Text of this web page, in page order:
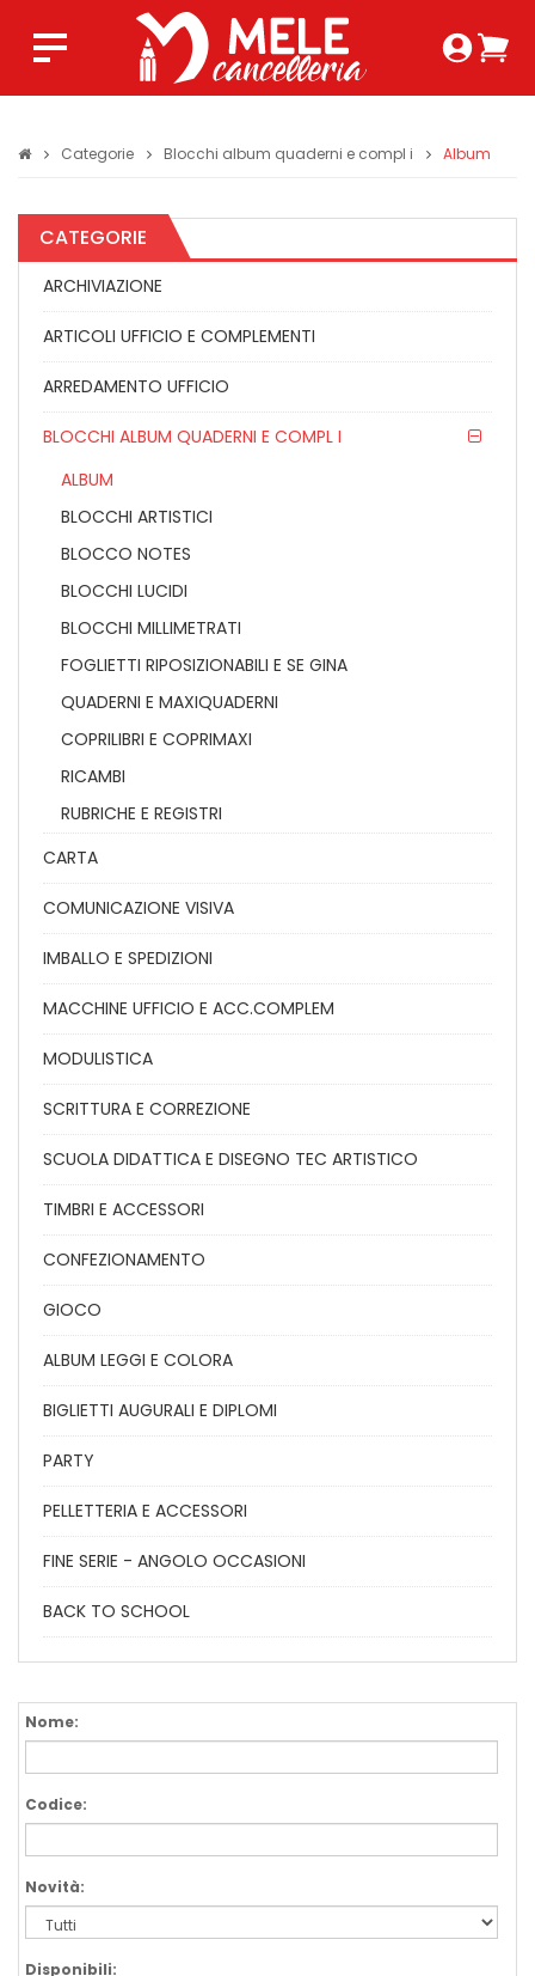
Login
Categorie Blocchi album quaderni e compl i Album
CATEGORIE
ARCHIVIAZIONE
ARTICOLI UFFICIO E COMPLEMENTI
ARREDAMENTO UFFICIO
BLOCCHI ALBUM QUADERNI E COMPL I
ALBUM
BLOCCHI ARTISTICI
BLOCCO NOTES
BLOCCHI LUCIDI
BLOCCHI MILLIMETRATI
FOGLIETTI RIPOSIZIONABILI E SE GINA
QUADERNI E MAXIQUADERNI
COPRILIBRI E COPRIMAXI
RICAMBI
RUBRICHE E REGISTRI
CARTA
COMUNICAZIONE VISIVA
IMBALLO E SPEDIZIONI
MACCHINE UFFICIO E ACC.COMPLEM
MODULISTICA
SCRITTURA E CORREZIONE
SCUOLA DIDATTICA E DISEGNO TEC ARTISTICO
TIMBRI E ACCESSORI
CONFEZIONAMENTO
GIOCO
ALBUM LEGGI E COLORA
BIGLIETTI AUGURALI E DIPLOMI
PARTY
PELLETTERIA E ACCESSORI
FINE SERIE - ANGOLO OCCASIONI
BACK TO SCHOOL
Nome:
Codice:
Novità:
Disponibili: